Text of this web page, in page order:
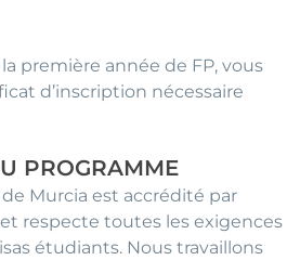
première année de FP, vous
d’inscription nécessaire
PROGRAMME
Murcia est accrédité par
respecte toutes les exigences
étudiants. Nous travaillons